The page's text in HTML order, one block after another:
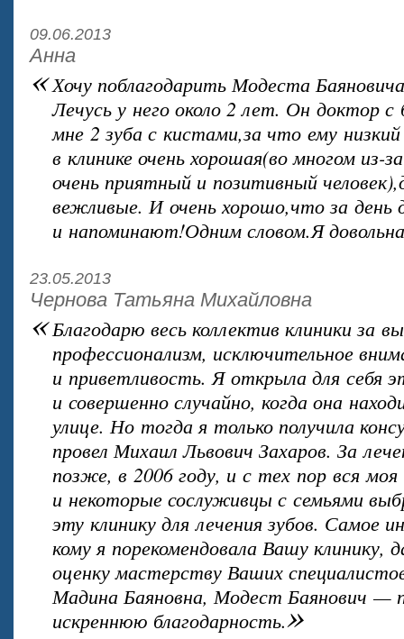
09.06.2013
Анна
«Хочу поблагодарить Модеста
Лечусь у него около 2 лет. Он доктор
мне 2 зуба с кистами,за что ему
в клинике очень хорошая(во многом из-
очень приятный и позитивный
вежливые. И очень хорошо,что за день
и напоминают!Одним словом.Я
23.05.2013
Чернова Татьяна Михайловна
«Благодарю весь коллектив клиники за
профессионализм, исключительное
и приветливость. Я открыла для себя
и совершенно случайно, когда она
улице. Но тогда я только получила
провел Михаил Львович Захаров. За
позже, в 2006 году, и с тех пор вся
и некоторые сослуживцы с семьями
эту клинику для лечения зубов. Самое
кому я порекомендовала Вашу
оценку мастерству Ваших
Мадина Баяновна, Модест Баянович —
искреннюю благодарность.»